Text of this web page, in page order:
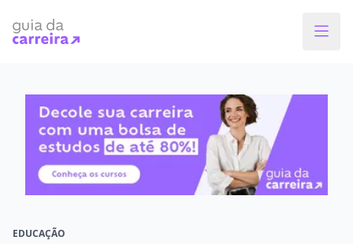
EDUCAÇÃO
Faça o curso dos sonhos
O que você quer estudar?